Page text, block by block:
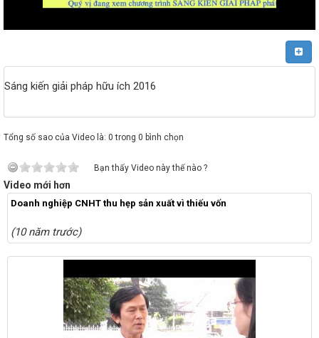
Sáng kiến giải pháp hữu ích 2016
Tổng số sao của Video là: 0 trong 0 bình chọn
Bạn thấy Video này thế nào ?
Video mới hơn
Doanh nghiệp CNHT thu hẹp sản xuất vì thiếu vốn
(10 năm trước)